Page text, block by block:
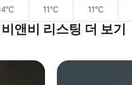
11°C 11°C
앤비 리스팅 더 보기